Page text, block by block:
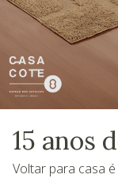
15 anos
Voltar para casa